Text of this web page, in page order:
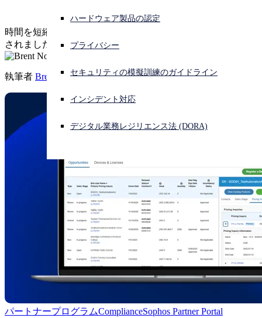
サイバー攻撃を受けている場合、連絡先はこちら
サインイン
Open search
日本語 Open language switcher
ハードウェア製品の認定
プライバシー
セキュリティの模擬訓練のガイドライン
インシデント対応
デジタル業務レジリエンス法 (DORA)
時間を短縮するために構築され、販売を支援するために設計
されました。
執筆者 Brent Nohl
パートナープログラムComplianceSophos Partner Portal